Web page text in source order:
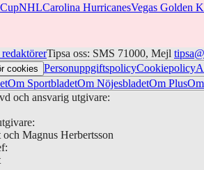
NHLCarolina HurricanesVegas Golden
Tipsa oss: SMS 71000, Mejl
cookies PersonuppgiftspolicyCookiepolicy
Om SportbladetOm NöjesbladetOm Plus
och ansvarig utgivare:
Magnus Herbertsson